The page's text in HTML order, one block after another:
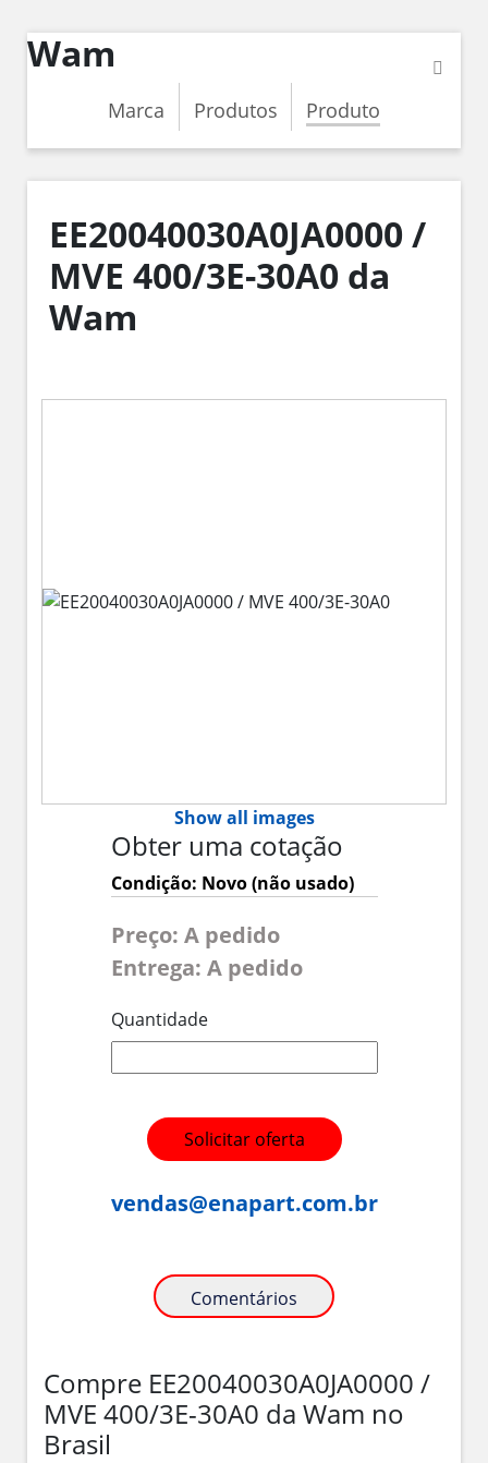
Wam
Marca Produtos Produto
EE20040030A0JA0000 /
MVE 400/3E-30A0 da
Wam
Show all images
Obter uma cotação
Condição: Novo (não usado)
Preço: A pedido
Entrega: A pedido
Quantidade
Solicitar oferta
vendas@enapart.com.br
Comentários
Compre EE20040030A0JA0000 /
MVE 400/3E-30A0 da Wam no
Brasil